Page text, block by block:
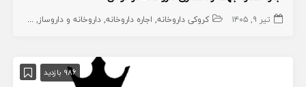
تیر ۹, ۱۴۰۵ کروکی داروخانه اجاره داروخانه داروخانه و داروساز داروخانه
986 بازدید